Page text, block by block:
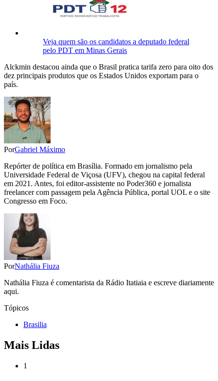
Veja quem são os candidatos a deputado federal
pelo PDT em Minas Gerais
Alckmin destacou ainda que o Brasil pratica tarifa zero para oito dos
dez principais produtos que os Estados Unidos exportam para o
país.
PorGabriel Máximo
Repórter de política em Brasília. Formado em jornalismo pela
Universidade Federal de Viçosa (UFV), chegou na capital federal
em 2021. Antes, foi editor-assistente no Poder360 e jornalista
freelancer com passagem pela Agência Pública, portal UOL e o site
Congresso em Foco.
PorNathália Fiuza
Nathália Fiuza é comentarista da Rádio Itatiaia e escreve diariamente
aqui.
Tópicos
Brasilia
Mais Lidas
1